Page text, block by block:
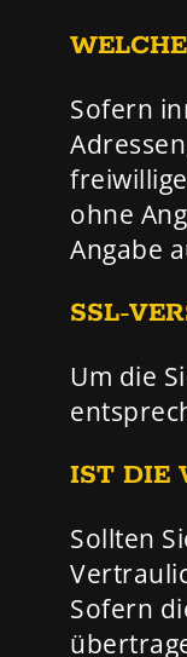
Sofern
ohne
Angabe
SSL-
Um die
IST DIE
Sollten
Sofern